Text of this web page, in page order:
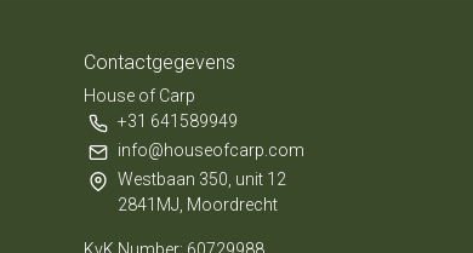
Contactgegevens
House of Carp
+31 641589949
info@houseofcarp.com
Westbaan 350, unit 12
2841MJ, Moordrecht